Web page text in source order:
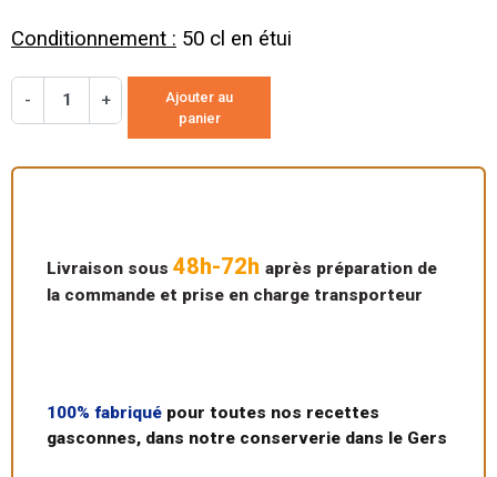
Conditionnement : 50 cl en étui
- +
Ajouter au
panier
Livraison sous 48h-72h après préparation de
la commande et prise en charge transporteur
100% fabriqué pour toutes nos recettes
gasconnes, dans notre conserverie dans le Gers